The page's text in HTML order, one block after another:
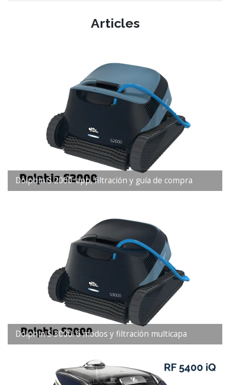
Articles
Dolphin S 2000: app, filtración y guía de compra
Dolphin S 3000: 6 modos y filtración multicapa